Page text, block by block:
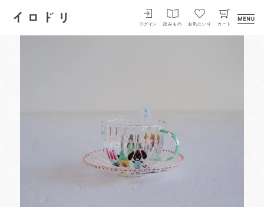
イロドリ
ログイン 読みもの お気にいり カート